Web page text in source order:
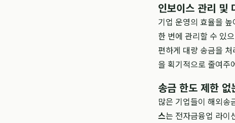
인보이스 관리 및
기업 운영의 효율을
한 번에 관리할 수 있
편하게 대량 송금을
을 획기적으로 줄여주
송금 한도 제한 없
많은 기업들이 해외송
스는 전자금융업 라이